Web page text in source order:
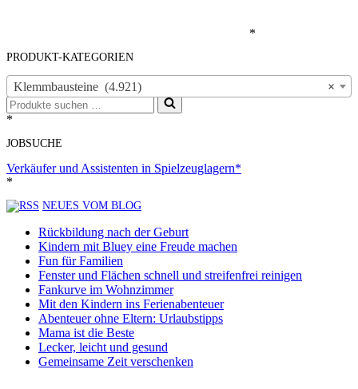
*
PRODUKT-KATEGORIEN
×
Klemmbausteine (4.921)
Suchen
nach …
*
JOBSUCHE
Verkäufer und Assistenten in Spielzeuglagern*
*
NEUES VOM BLOG
Rückbildung nach der Geburt
Kindern mit Bluey eine Freude machen
Fun für Familien
Fenster und Flächen schnell und streifenfrei reinigen
Fankurve im Wohnzimmer
Mit den Kindern ins Ferienabenteuer
Abenteuer ohne Eltern: Urlaubstipps
Mama ist die Beste
Lecker, leicht und gesund
Gemeinsame Zeit verschenken